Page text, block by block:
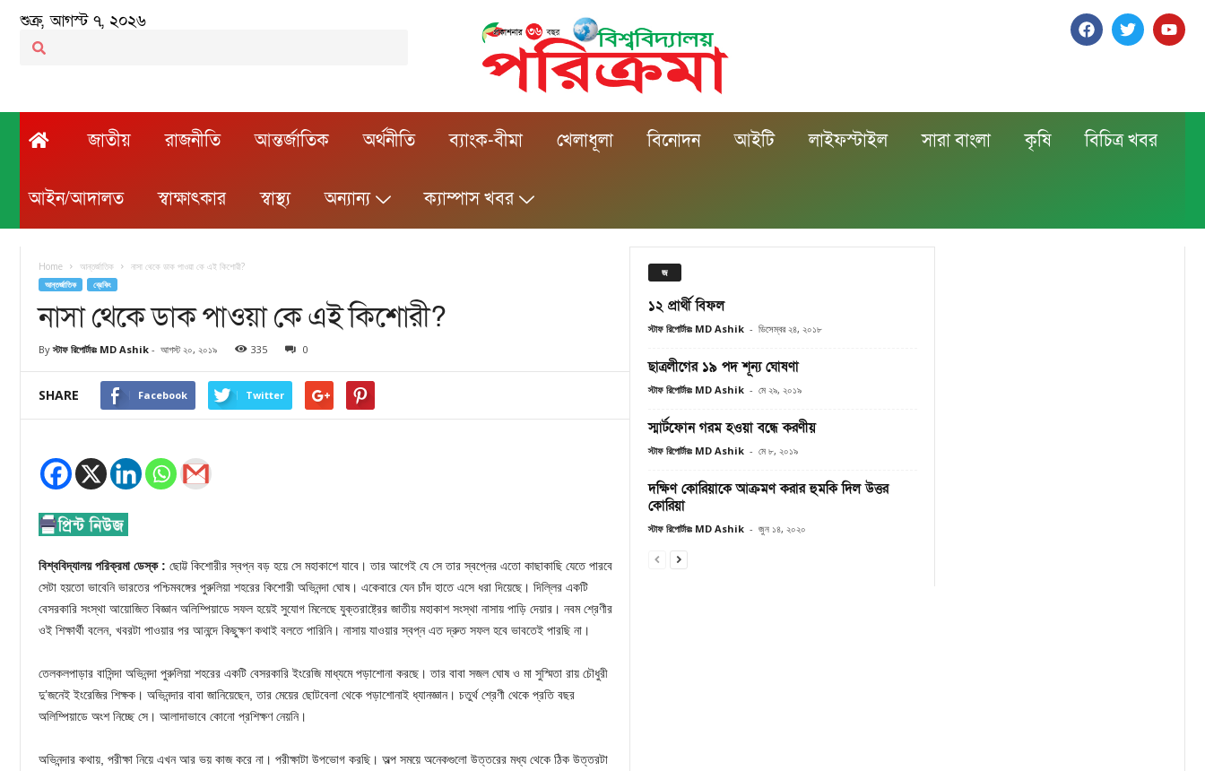
শুক্র, আগস্ট ৭, ২০২৬
জাতীয় রাজনীতি আন্তর্জাতিক অর্থনীতি ব্যাংক-বীমা খেলাধূলা বিনোদন আইটি লাইফস্টাইল সারা বাংলা কৃষি বিচিত্র খবর
আইন/আদালত স্বাক্ষাৎকার স্বাস্থ্য অন্যান্য ক্যাম্পাস খবর
Home আন্তর্জাতিক নাসা থেকে ডাক পাওয়া কে এই কিশোরী?
আন্তর্জাতিক ব্রেকিং
নাসা থেকে ডাক পাওয়া কে এই কিশোরী?
By স্টাফ রিপোর্টারঃ MD Ashik - আগস্ট ২০, ২০১৯ 335 0
SHARE Facebook Twitter
বিশ্ববিদ্যালয় পরিক্রমা ডেস্ক : ছোট্ট কিশোরীর স্বপ্ন বড় হয়ে সে মহাকাশে যাবে। তার আগেই যে সে তার স্বপ্নের এতো কাছাকাছি যেতে পারবে
সেটা হয়তো ভাবেনি ভারতের পশ্চিমবঙ্গের পুরুলিয়া শহরের কিশোরী অভিনন্দা ঘোষ। একেবারে যেন চাঁদ হাতে এসে ধরা দিয়েছে। দিল্লির একটি
বেসরকারি সংস্থা আয়োজিত বিজ্ঞান অলিম্পিয়াডে সফল হয়েই সুযোগ মিলেছে যুক্তরাষ্ট্রের জাতীয় মহাকাশ সংস্থা নাসায় পাড়ি দেয়ার। নবম শ্রেণীর
ওই শিক্ষার্থী বলেন, খবরটা পাওয়ার পর আনন্দে কিছুক্ষণ কথাই বলতে পারিনি। নাসায় যাওয়ার স্বপ্ন এত দ্রুত সফল হবে ভাবতেই পারছি না।
তেলকলপাড়ার বাসিন্দা অভিনন্দা পুরুলিয়া শহরের একটি বেসরকারি ইংরেজি মাধ্যমে পড়াশোনা করছে। তার বাবা সজল ঘোষ ও মা সুস্মিতা রায় চৌধুরী
দু’জনেই ইংরেজির শিক্ষক। অভিনন্দার বাবা জানিয়েছেন, তার মেয়ের ছোটবেলা থেকে পড়াশোনাই ধ্যানজ্ঞান। চতুর্থ শ্রেণী থেকে প্রতি বছর
অলিম্পিয়াডে অংশ নিচ্ছে সে। আলাদাভাবে কোনো প্রশিক্ষণ নেয়নি।
অভিনন্দার কথায়, পরীক্ষা নিয়ে এখন আর ভয় কাজ করে না। পরীক্ষাটা উপভোগ করছি। অল্প সময়ে অনেকগুলো উত্তরের মধ্য থেকে ঠিক উত্তরটা
জ
১২ প্রার্থী বিফল
স্টাফ রিপোর্টারঃ MD Ashik - ডিসেম্বর ২৪, ২০১৮
ছাত্রলীগের ১৯ পদ শূন্য ঘোষণা
স্টাফ রিপোর্টারঃ MD Ashik - মে ২৯, ২০১৯
স্মার্টফোন গরম হওয়া বন্ধে করণীয়
স্টাফ রিপোর্টারঃ MD Ashik - মে ৮, ২০১৯
দক্ষিণ কোরিয়াকে আক্রমণ করার হুমকি দিল উত্তর
কোরিয়া
স্টাফ রিপোর্টারঃ MD Ashik - জুন ১৪, ২০২০